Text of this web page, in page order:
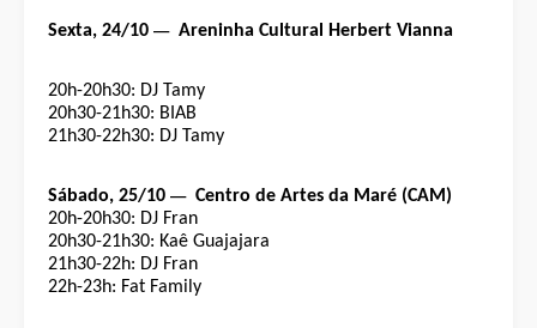
Sexta, 24/10 — Areninha Cultural Herbert Vianna
20h-20h30: DJ Tamy
20h30-21h30: BIAB
21h30-22h30: DJ Tamy
Sábado, 25/10 — Centro de Artes da Maré (CAM)
20h-20h30: DJ Fran
20h30-21h30: Kaê Guajajara
21h30-22h: DJ Fran
22h-23h: Fat Family